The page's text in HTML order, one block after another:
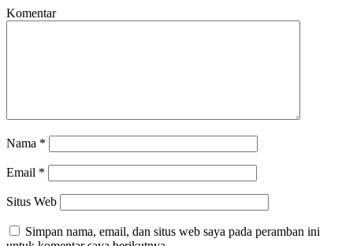
Komentar
Nama *
Email *
Situs Web
Simpan nama, email, dan situs web saya pada peramban ini